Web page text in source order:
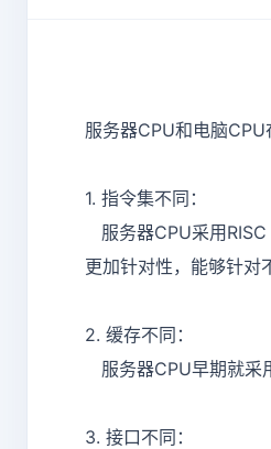
服务器CPU和电脑
1. 指令集不同：
服务器CPU采用
更加针对性，能够针对
2. 缓存不同：
服务器CPU早期就采
3. 接口不同：